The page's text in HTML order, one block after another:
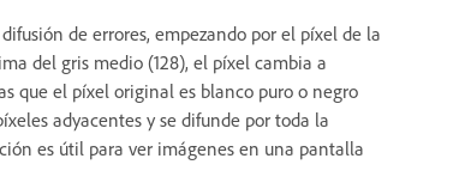
de errores, empezando por el píxel de la
del gris medio (128), el píxel cambia a
que el píxel original es blanco puro o negro
adyacentes y se difunde por toda la
es útil para ver imágenes en una pantalla